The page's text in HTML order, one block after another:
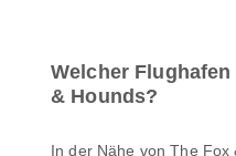
Welcher
& Hounds?
In der Nähe von The